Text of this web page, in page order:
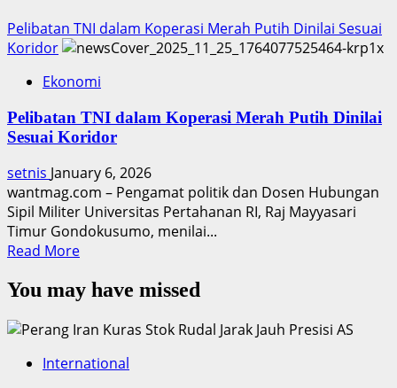
Pelibatan TNI dalam Koperasi Merah Putih Dinilai Sesuai
Koridor
Ekonomi
Pelibatan TNI dalam Koperasi Merah Putih Dinilai
Sesuai Koridor
setnis January 6, 2026
wantmag.com – Pengamat politik dan Dosen Hubungan
Sipil Militer Universitas Pertahanan RI, Raj Mayyasari
Timur Gondokusumo, menilai...
Read MoreRead
about
TNI
Koperasi
You may have missed
International